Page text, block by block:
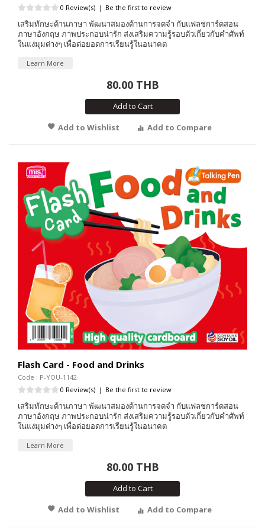
0 Review(s) | Be the first to review
เสริมทักษะด้านภาษา พัฒนาสมองด้านการจดจำ กับแฟลชการ์ดสอน
ภาษาอังกฤษ ภาพประกอบน่ารัก ส่งเสริมความรู้รอบตัวเกี่ยวกับคำศัพท์
ในแง่มุมต่างๆ เพื่อต่อยอดการเรียนรู้ในอนาคต
Learn More
80.00 THB
Add to Cart
Add to Wishlist
Add to Compare
Flash Card - Food and Drinks
Code : P-YOU-1142
0 Review(s) | Be the first to review
เสริมทักษะด้านภาษา พัฒนาสมองด้านการจดจำ กับแฟลชการ์ดสอน
ภาษาอังกฤษ ภาพประกอบน่ารัก ส่งเสริมความรู้รอบตัวเกี่ยวกับคำศัพท์
ในแง่มุมต่างๆ เพื่อต่อยอดการเรียนรู้ในอนาคต
Learn More
80.00 THB
Add to Cart
Add to Wishlist
Add to Compare